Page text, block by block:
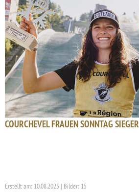
COURCHEVEL FRAUEN SONNTAG SIEGER
Erstellt am: 10.08.2025 | Bilder: 15